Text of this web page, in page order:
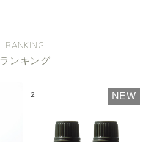
RANKING
ランキング
NEW